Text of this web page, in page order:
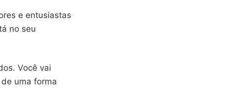
e entusiastas
no seu
Você vai
uma forma